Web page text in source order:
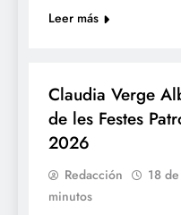
Leer más
Claudia Verge
de les Festes
2026
Redacción 18
minutos